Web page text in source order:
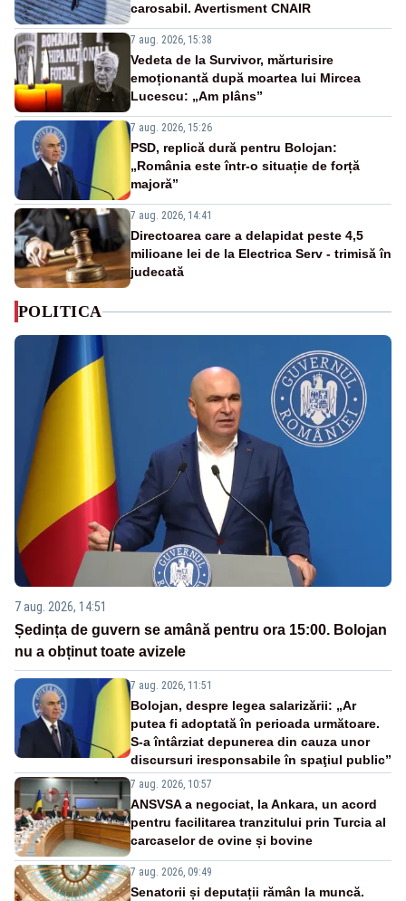
carosabil. Avertisment CNAIR
7 aug. 2026, 15:38
Vedeta de la Survivor, mărturisire
emoționantă după moartea lui Mircea
Lucescu: „Am plâns”
7 aug. 2026, 15:26
PSD, replică dură pentru Bolojan:
„România este într-o situație de forță
majoră”
7 aug. 2026, 14:41
Directoarea care a delapidat peste 4,5
milioane lei de la Electrica Serv - trimisă în
judecată
POLITICA
7 aug. 2026, 14:51
Ședința de guvern se amână pentru ora 15:00. Bolojan
nu a obținut toate avizele
7 aug. 2026, 11:51
Bolojan, despre legea salarizării: „Ar
putea fi adoptată în perioada următoare.
S-a întârziat depunerea din cauza unor
discursuri iresponsabile în spaţiul public”
7 aug. 2026, 10:57
ANSVSA a negociat, la Ankara, un acord
pentru facilitarea tranzitului prin Turcia al
carcaselor de ovine și bovine
7 aug. 2026, 09:49
Senatorii și deputații rămân la muncă.